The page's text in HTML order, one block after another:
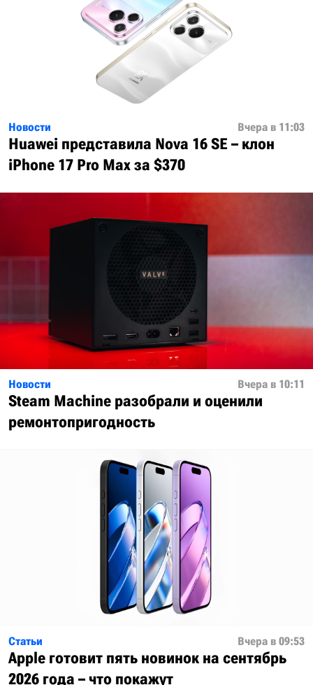
Новости Вчера в 11:03
Huawei представила Nova 16 SE – клон
iPhone 17 Pro Max за $370
Новости Вчера в 10:11
Steam Machine разобрали и оценили
ремонтопригодность
Статьи Вчера в 09:53
Apple готовит пять новинок на сентябрь
2026 года – что покажут